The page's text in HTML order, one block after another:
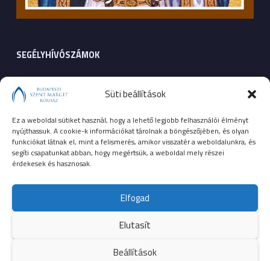
Süti beállítások
Ez a weboldal sütiket használ, hogy a lehető legjobb felhasználói élményt
nyújthassuk. A cookie-k információkat tárolnak a böngészőjében, és olyan
funkciókat látnak el, mint a felismerés, amikor visszatér a weboldalunkra, és
segíti csapatunkat abban, hogy megértsük, a weboldal mely részei
érdekesek és hasznosak.
Elfogad
Elutasít
Beállítások
SEGÉLYHÍVÓSZÁMOK
107rendőrség
112egységes európai segélyhívószám
© 2023 Budapesti Szent Margit Kórház